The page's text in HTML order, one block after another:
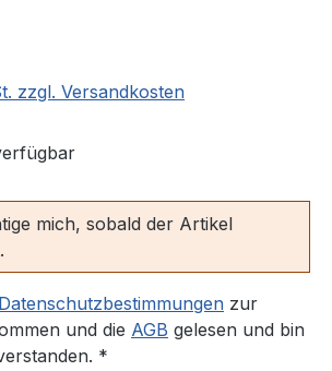
zzgl. Versandkosten
mich, sobald der Artikel
Datenschutzbestimmungen zur
und die AGB gelesen und bin
*